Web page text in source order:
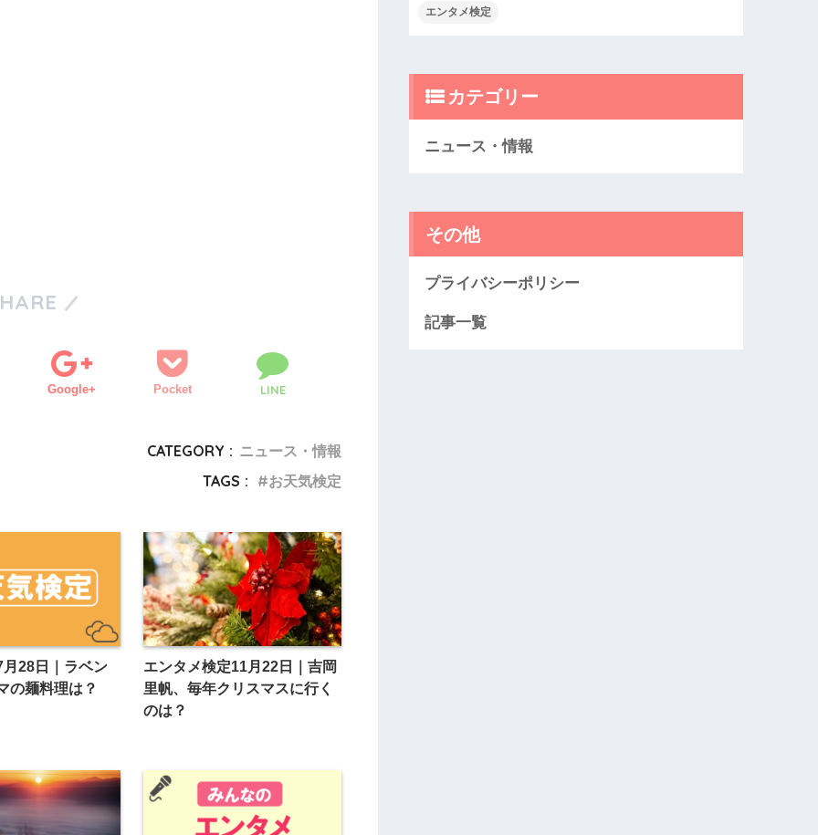
Google+ Pocket LINE
CATEGORY : ニュース・情報
TAGS :
お天気検定
28日｜ラベン
の麺料理は？
エンタメ検定11月22日｜吉岡
里帆、毎年クリスマスに行く
のは？
エンタメ検定
カテゴリー
ニュース・情報
その他
プライバシーポリシー
記事一覧